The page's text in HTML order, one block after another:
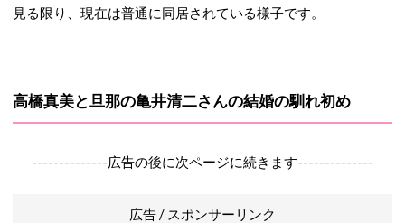
見る限り、現在は普通に同居されている様子です。
高橋真美と旦那の亀井清二さんの結婚の馴れ初め
--------------広告の後に次ページに続きます--------------
広告 / スポンサーリンク